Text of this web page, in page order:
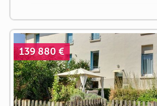
139 880 €